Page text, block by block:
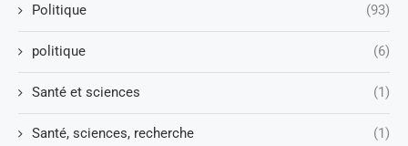
Politique (93)
politique (6)
Santé et sciences (1)
Santé, sciences, recherche (1)